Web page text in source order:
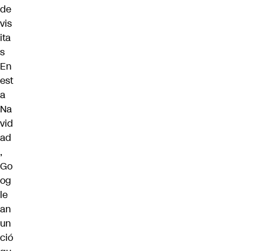
de
vis
ita
s
En
est
a
Na
vid
ad
,
Go
og
le
an
un
ció